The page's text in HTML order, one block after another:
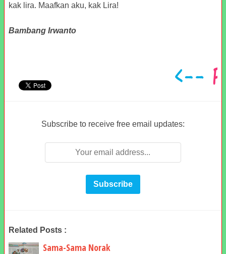
kak lira. Maafkan aku, kak Lira!
Bambang Irwanto
Subscribe to receive free email updates:
Related Posts :
Sama-Sama Norak